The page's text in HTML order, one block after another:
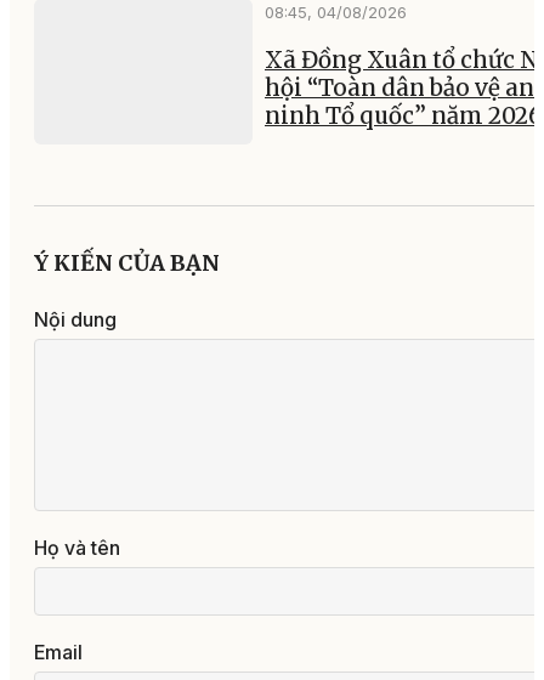
08:45, 04/08/2026
Xã Đồng Xuân tổ chức
hội “Toàn dân bảo vệ an
ninh Tổ quốc” năm 2026
Ý KIẾN CỦA BẠN
Nội dung
Họ và tên
Email